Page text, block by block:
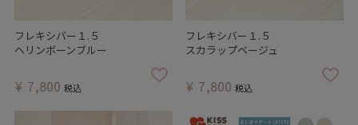
フレキシバー１.５
ヘリンボーンブルー
¥ 7,800 税込
フレキシバー１.５
スカラップベージュ
¥ 7,800 税込